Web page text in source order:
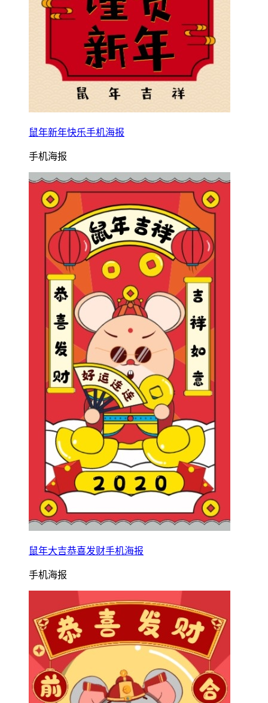
鼠年新年快乐手机海报
手机海报
鼠年大吉恭喜发财手机海报
手机海报